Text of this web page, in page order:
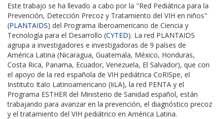
Este trabajo se ha llevado a cabo por la "Red Pediátrica para la
Prevención, Detección Precoz y Tratamiento del VIH en niños"
(PLANTAIDS) del Programa Iberoamericano de Ciencia y
Tecnología para el Desarrollo (CYTED). La red PLANTAIDS
agrupa a investigadores e investigadoras de 9 países de
América Latina (Nicaragua, Guatemala, México, Honduras,
Costa Rica, Panama, Ecuador, Venezuela, El Salvador), que con
el apoyo de la red española de VIH pediátrica CoRISpe, el
Instituto Italo Latinoamericano (IiLA), la red PENTA y el
Programa ESTHER del Ministerio de Sanidad español, están
trabajando para avanzar en la prevención, el diagnóstico precoz
y el tratamiento del VIH pediátrico en América Latina.